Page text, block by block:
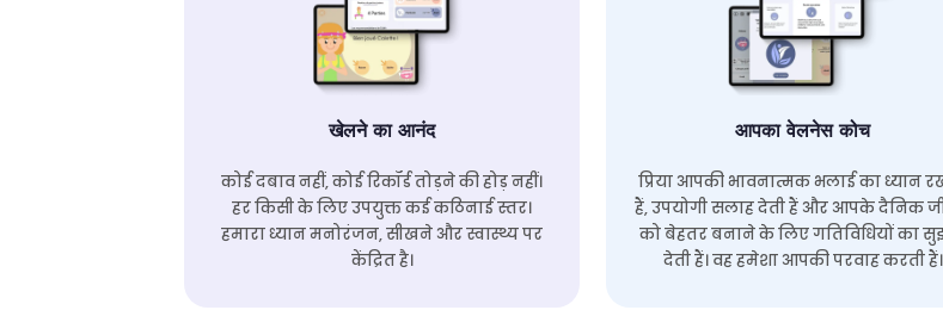
खेलने का आनंद
कोई दबाव नहीं, कोई रिकॉर्ड तोड़ने की होड़ नहीं।
हर किसी के लिए उपयुक्त कई कठिनाई स्तर।
हमारा ध्यान मनोरंजन, सीखने और स्वास्थ्य पर
केंद्रित है।
आपका वेलनेस कोच
प्रिया आपकी भावनात्मक भलाई का ध्यान
हैं, उपयोगी सलाह देती हैं और आपके दैनिक
को बेहतर बनाने के लिए गतिविधियों का
देती हैं। वह हमेशा आपकी परवाह करती हैं।